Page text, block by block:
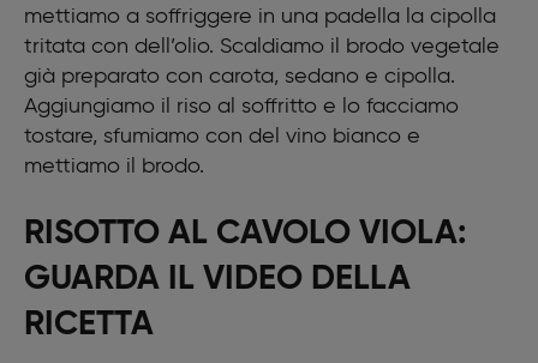
mettiamo a soffriggere in una padella la cipolla
tritata con dell’olio. Scaldiamo il brodo vegetale
già preparato con carota, sedano e cipolla.
Aggiungiamo il riso al soffritto e lo facciamo
tostare, sfumiamo con del vino bianco e
mettiamo il brodo.
RISOTTO AL CAVOLO VIOLA:
GUARDA IL VIDEO DELLA
RICETTA